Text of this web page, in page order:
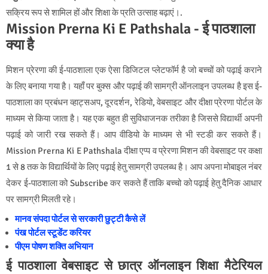
सक्रिय रूप से शामिल हों और शिक्षा के प्रति उत्साह बढ़ाएं।.
Mission Prerna Ki E Pathshala - ई पाठशाला
क्या है
मिशन प्रेरणा की ई-पाठशाला एक ऐसा डिजिटल प्लेटफॉर्म है जो बच्चों को पढ़ाई कराने
के लिए बनाया गया है। यहाँ पर बुक्स और पढ़ाई की सामग्री ऑनलाइन उपलब्ध है इस ई-
पाठशाला का प्रबंधन व्हाट्सअप, दूरदर्शन, रेडियो, वेबसाइट और दीक्षा प्रेरणा पोर्टल के
माध्यम से किया जाता है। यह एक बहुत ही सुविधाजनक तरीका है जिससे विद्यार्थी अपनी
पढ़ाई को जारी रख सकते हैं। आप वीडियो के माध्यम से भी स्टडी कर सकते हैं।
Mission Prerna Ki E Pathshala दीक्षा एप्प व प्रेरणा मिशन की वेबसाइट पर कक्षा
1 से 8 तक के विद्यार्थियों के लिए पढ़ाई हेतु सामग्री उपलब्ध है। आप अपना मोबाइल नंबर
देकर ई-पाठशाला को Subscribe कर सकते हैं ताकि बच्चो को पढ़ाई हेतु दैनिक आधार
पर सामग्री मिलती रहे।
मानव संपदा पोर्टल से सरकारी छुट्टी कैसे लें
पंख पोर्टल स्टूडेंट करियर
पीएम पोषण शक्ति अभियान
ई पाठशाला वेबसाइट से छात्र ऑनलाइन शिक्षा मैटेरियल